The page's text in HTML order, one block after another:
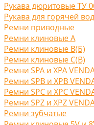
Рукава дюритовые ТУ
Рукава для горячей
Ремни приводные
Ремни клиновые A
Ремни клиновые В(Б)
Ремни клиновые С(B)
Ремни SPA и XPA
Ремни SPB и XPB
Ремни SPC и XPC
Ремни SPZ и XPZ
Ремни зубчатые